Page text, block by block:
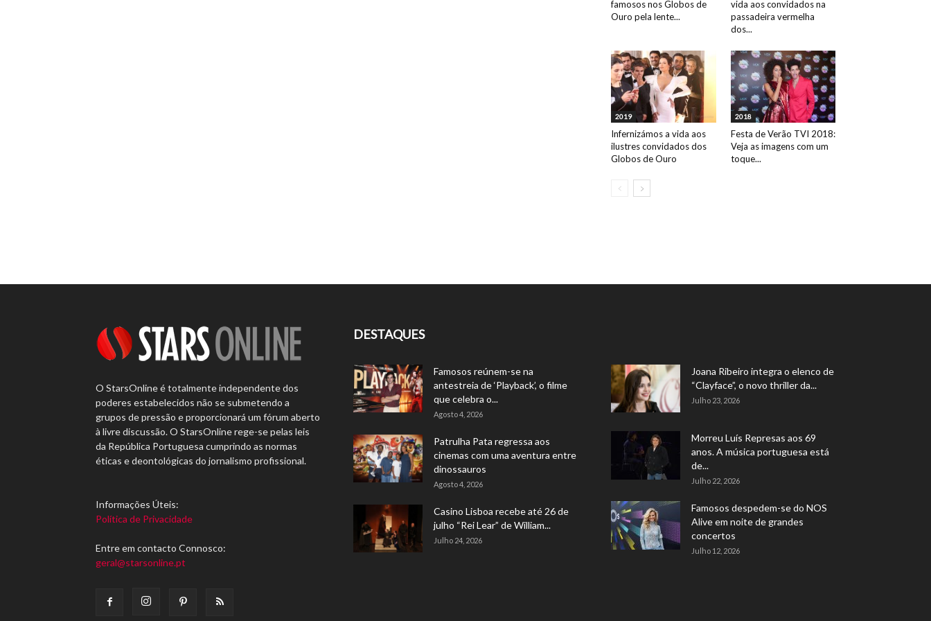
famosos nos Globos de
Ouro pela lente...
vida aos convidados na
passadeira vermelha
dos...
2019
Infernizámos a vida aos
ilustres convidados dos
Globos de Ouro
2018
Festa de Verão TVI 2018:
Veja as imagens com um
toque...
O StarsOnline é totalmente independente dos
poderes estabelecidos não se submetendo a
grupos de pressão e proporcionará um fórum aberto
à livre discussão. O StarsOnline rege-se pelas leis
da República Portuguesa cumprindo as normas
éticas e deontológicas do jornalismo profissional.
Informações Úteis:
Política de Privacidade
Entre em contacto Connosco:
geral@starsonline.pt
DESTAQUES
Famosos reúnem-se na
antestreia de ‘Playback’, o filme
que celebra o...
Agosto 4, 2026
Patrulha Pata regressa aos
cinemas com uma aventura entre
dinossauros
Agosto 4, 2026
Casino Lisboa recebe até 26 de
julho “Rei Lear” de William...
Julho 24, 2026
Joana Ribeiro integra o elenco de
“Clayface”, o novo thriller da...
Julho 23, 2026
Morreu Luís Represas aos 69
anos. A música portuguesa está
de...
Julho 22, 2026
Famosos despedem-se do NOS
Alive em noite de grandes
concertos
Julho 12, 2026